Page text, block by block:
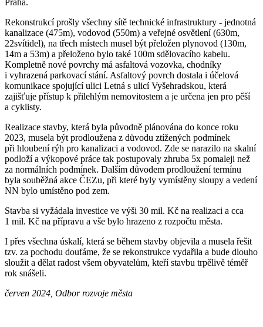
Rekonstrukcí prošly všechny sítě technické infrastruktury - jednotná
kanalizace (475m), vodovod (550m) a veřejné osvětlení (630m,
22svítidel), na třech místech musel být přeložen plynovod (130m,
14m a 53m) a přeloženo bylo také 100m sdělovacího kabelu.
Kompletně nové povrchy má asfaltová vozovka, chodníky
i vyhrazená parkovací stání. Asfaltový povrch dostala i účelová
komunikace spojující ulici Letná s ulicí Vyšehradskou, která
zajišťuje přístup k přilehlým nemovitostem a je určena jen pro pěší
a cyklisty.
Realizace stavby, která byla původně plánována do konce roku
2023, musela být prodloužena z důvodu ztížených podmínek
při hloubení rýh pro kanalizaci a vodovod. Zde se narazilo na skalní
podloží a výkopové práce tak postupovaly zhruba 5x pomaleji než
za normálních podmínek. Dalším důvodem prodloužení termínu
byla souběžná akce ČEZu, při které byly vymístěny sloupy a vedení
NN bylo umístěno pod zem.
Stavba si vyžádala investice ve výši 30 mil. Kč na realizaci a cca
1 mil. Kč na přípravu a vše bylo hrazeno z rozpočtu města.
I přes všechna úskalí, která se během stavby objevila a musela řešit
tzv. za pochodu doufáme, že se rekonstrukce vydařila a bude dlouho
sloužit a dělat radost všem obyvatelům, kteří stavbu trpělivě téměř
rok snášeli.
červen 2024, Odbor rozvoje města